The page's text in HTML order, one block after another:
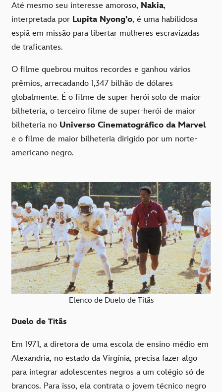
Até mesmo seu interesse amoroso, Nakia,
interpretada por Lupita Nyong'o, é uma habilidosa
espiã em missão para libertar mulheres escravizadas
de traficantes.
O filme quebrou muitos recordes e ganhou vários
prêmios, arrecadando 1,347 bilhão de dólares
globalmente. É o filme de super-herói solo de maior
bilheteria, o terceiro filme de super-herói de maior
bilheteria no Universo Cinematográfico da Marvel
e o filme de maior bilheteria dirigido por um norte-
americano negro.
Elenco de Duelo de Titãs
Duelo de Titãs
Em 1971, a diretora de uma escola de ensino médio em
Alexandria, no estado da Virgínia, precisa fazer algo
para integrar adolescentes negros a um colégio só de
brancos. Para isso, ela contrata o jovem técnico negro